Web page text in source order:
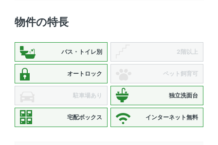
物件の特長
バス・トイレ別 2階以上
オートロック ペット飼育可
駐車場あり 独立洗面台
宅配ボックス インターネット無料